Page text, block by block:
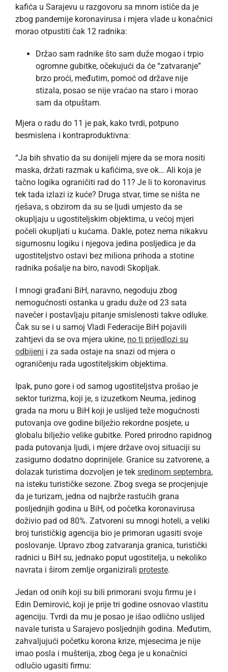
kafića u Sarajevu u razgovoru sa mnom ističe da je
zbog pandemije koronavirusa i mjera vlade u konačnici
morao otpustiti čak 12 radnika:
Držao sam radnike što sam duže mogao i trpio
ogromne gubitke, očekujući da će “zatvaranje”
brzo proći, međutim, pomoć od države nije
stizala, posao se nije vraćao na staro i morao
sam da otpuštam.
Mjera o radu do 11 je pak, kako tvrdi, potpuno
besmislena i kontraproduktivna:
“Ja bih shvatio da su donijeli mjere da se mora nositi
maska, držati razmak u kafićima, sve ok… Ali koja je
tačno logika ograničiti rad do 11? Je li to koronavirus
tek tada izlazi iz kuće? Druga stvar, time se ništa ne
rješava, s obzirom da su se ljudi umjesto da se
okupljaju u ugostiteljskim objektima, u većoj mjeri
počeli okupljati u kućama. Dakle, potez nema nikakvu
sigurnosnu logiku i njegova jedina posljedica je da
ugostiteljstvo ostavi bez miliona prihoda a stotine
radnika pošalje na biro, navodi Skopljak.
I mnogi građani BiH, naravno, negoduju zbog
nemogućnosti ostanka u gradu duže od 23 sata
navečer i postavljaju pitanje smislenosti takve odluke.
Čak su se i u samoj Vladi Federacije BiH pojavili
zahtjevi da se ova mjera ukine, no ti prijedlozi su
odbijeni i za sada ostaje na snazi od mjera o
ograničenju rada ugostiteljskim objektima.
Ipak, puno gore i od samog ugostiteljstva prošao je
sektor turizma, koji je, s izuzetkom Neuma, jedinog
grada na moru u BiH koji je uslijed teže mogućnosti
putovanja ove godine bilježio rekordne posjete, u
globalu bilježio velike gubitke. Pored prirodno rapidnog
pada putovanja ljudi, i mjere države ovoj situaciji su
zasigurno dodatno doprinijele. Granice su zatvorene, a
dolazak turistima dozvoljen je tek sredinom septembra,
na isteku turističke sezone. Zbog svega se procjenjuje
da je turizam, jedna od najbrže rastućih grana
posljednjih godina u BiH, od početka koronavirusa
doživio pad od 80%. Zatvoreni su mnogi hoteli, a veliki
broj turističkig agencija bio je primoran ugasiti svoje
poslovanje. Upravo zbog zatvaranja granica, turistički
radnici u BiH su, jednako poput ugostitelja, u nekoliko
navrata i širom zemlje organizirali proteste.
Jedan od onih koji su bili primorani svoju firmu je i
Edin Demirović, koji je prije tri godine osnovao vlastitu
agenciju. Tvrdi da mu je posao je išao odlično uslijed
navale turista u Sarajevo posljednjih godina. Međutim,
zahvaljujući početku korona krize, mjesecima je nije
imao posla i mušterija, zbog čega je u konačnici
odlučio ugasiti firmu: